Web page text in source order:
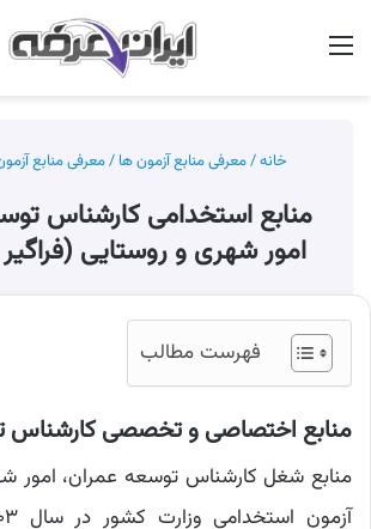
خانه/معرفی منابع آزمون ها /معرفی منابع
منابع استخدامی کارشناس
امور شهری و روستایی
فهرست مطالب
منابع اختصاصی و تخصصی کارشناس
منابع شغل کارشناس توسعه عمران، امور